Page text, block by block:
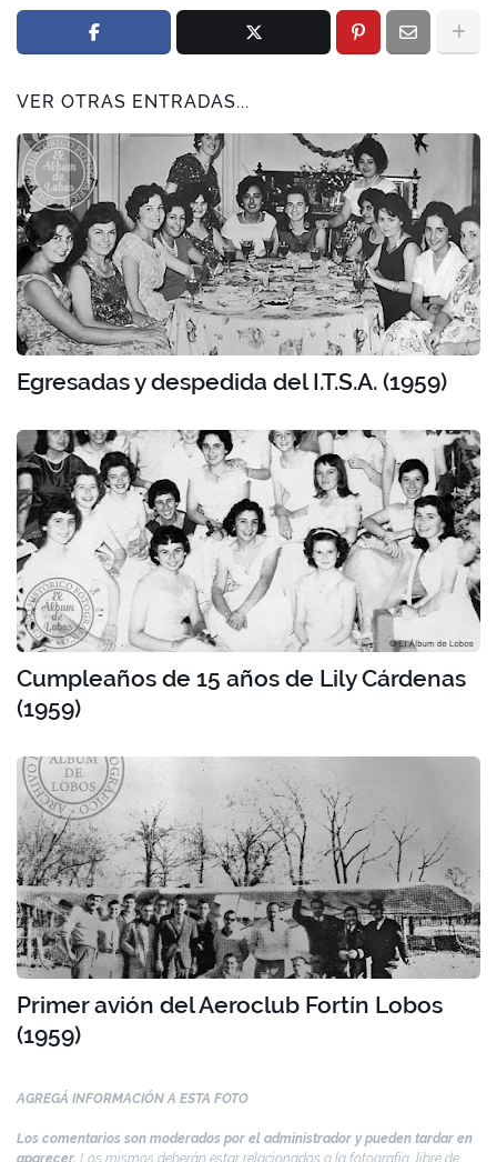
VER OTRAS ENTRADAS...
Egresadas y despedida del I.T.S.A. (1959)
Cumpleaños de 15 años de Lily Cárdenas
(1959)
Primer avión del Aeroclub Fortín Lobos
(1959)
AGREGÁ INFORMACIÓN A ESTA FOTO
Los comentarios son moderados por el administrador y pueden tardar en